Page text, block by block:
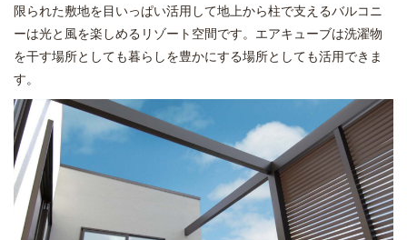
限られた敷地を目いっぱい活用して地上から柱で支えるバルコニ
ーは光と風を楽しめるリゾート空間です。エアキューブは洗濯物
を干す場所としても暮らしを豊かにする場所としても活用できま
す。